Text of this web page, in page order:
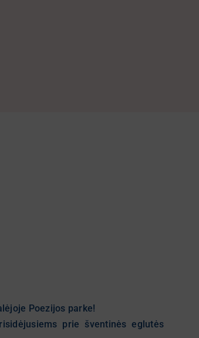
Poezijos parke!
prie šventinės eglutės